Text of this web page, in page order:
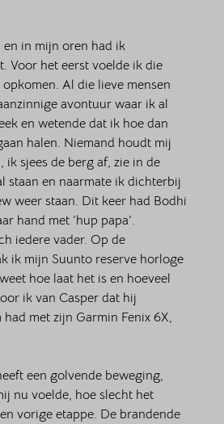
en in mijn oren had ik
Voor het eerst voelde ik die
Al die lieve mensen
avontuur waar ik al
en wetende dat ik hoe dan
halen. Niemand houdt mij
ik sjees de berg af, zie in de
staan en naarmate ik dichterbij
weer staan. Dit keer had Bodhi
hand met ‘hup papa’.
iedere vader. Op de
ik mijn Suunto reserve horloge
hoe laat het is en hoeveel
ik van Casper dat hij
met zijn Garmin Fenix 6X,
een golvende beweging,
nu voelde, hoe slecht het
vorige etappe. De brandende